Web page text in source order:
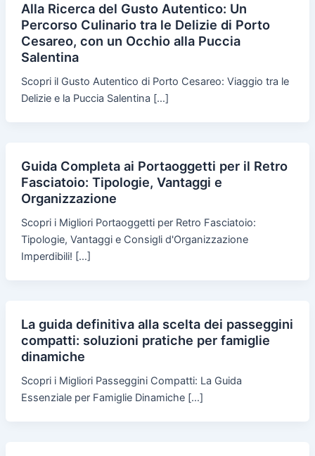
Alla Ricerca del Gusto Autentico: Un
Percorso Culinario tra le Delizie di Porto
Cesareo, con un Occhio alla Puccia
Salentina
Scopri il Gusto Autentico di Porto Cesareo: Viaggio tra le
Delizie e la Puccia Salentina […]
Guida Completa ai Portaoggetti per il Retro
Fasciatoio: Tipologie, Vantaggi e
Organizzazione
Scopri i Migliori Portaoggetti per Retro Fasciatoio:
Tipologie, Vantaggi e Consigli d'Organizzazione
Imperdibili! […]
La guida definitiva alla scelta dei passeggini
compatti: soluzioni pratiche per famiglie
dinamiche
Scopri i Migliori Passeggini Compatti: La Guida
Essenziale per Famiglie Dinamiche […]